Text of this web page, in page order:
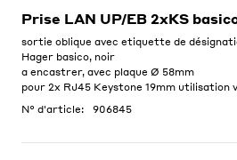
Prise LAN UP/EB 2xKS
sortie oblique avec etiquette de
Hager basico, noir
a encastrer, avec plaque Ø 58mm
pour 2x RJ45 Keystone 19mm utilisation
N° d'article:
906845